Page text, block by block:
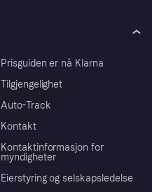
Prisguiden er nå Klarna
Tilgjengelighet
Auto-Track
Kontakt
Kontaktinformasjon for
myndigheter
Eierstyring og selskapsledelse